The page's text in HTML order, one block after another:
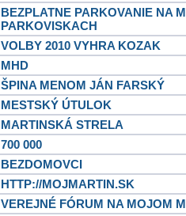
BEZPLATNE PARKOVANIE NA
PARKOVISKACH
VOLBY 2010 VYHRA KOZAK
MHD
ŠPINA MENOM JÁN FARSKÝ
MESTSKÝ ÚTULOK
MARTINSKÁ STRELA
700 000
BEZDOMOVCI
HTTP://MOJMARTIN.SK
VEREJNÉ FÓRUM NA MOJOM